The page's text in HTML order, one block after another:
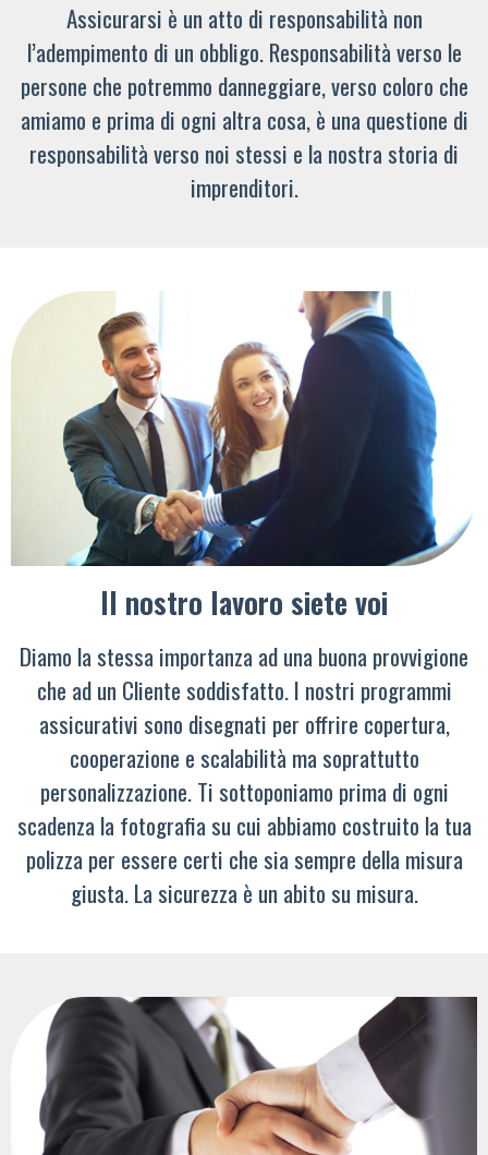
Assicurarsi è un atto di responsabilità non
l’adempimento di un obbligo. Responsabilità verso le
persone che potremmo danneggiare, verso coloro che
amiamo e prima di ogni altra cosa, è una questione di
responsabilità verso noi stessi e la nostra storia di
imprenditori.
Il nostro lavoro siete voi
Diamo la stessa importanza ad una buona provvigione
che ad un Cliente soddisfatto. I nostri programmi
assicurativi sono disegnati per offrire copertura,
cooperazione e scalabilità ma soprattutto
personalizzazione. Ti sottoponiamo prima di ogni
scadenza la fotografia su cui abbiamo costruito la tua
polizza per essere certi che sia sempre della misura
giusta. La sicurezza è un abito su misura.